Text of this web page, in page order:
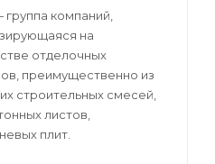
компаний,
на
отделочных
преимущественно из
строительных смесей,
листов,
плит.